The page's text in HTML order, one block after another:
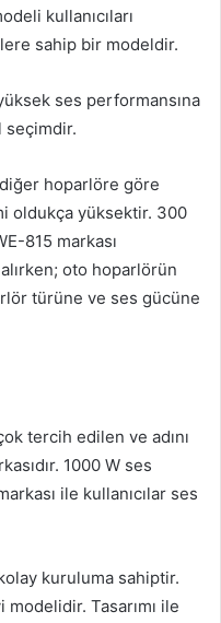
kullanıcıları
sahip bir modeldir.
ses performansına
seçimdir.
hoparlöre göre
oldukça yüksektir. 300
815 markası
oto hoparlörün
türüne ve ses gücüne
tercih edilen ve adını
1000 W ses
ile kullanıcılar ses
kuruluma sahiptir.
Tasarımı ile